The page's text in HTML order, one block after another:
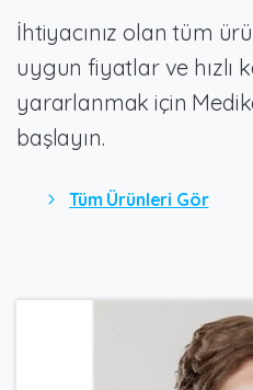
İhtiyacınız olan tüm
uygun fiyatlar ve hızlı
yararlanmak için
başlayın.
Tüm Ürünleri Gör